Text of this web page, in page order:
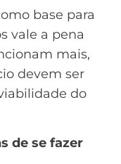
base para
vale a pena
mais,
devem ser
do
de se fazer